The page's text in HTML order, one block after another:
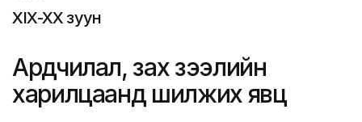
XIX-XX зуун
Ардчилал, зах зээлийн
харилцаанд шилжих явц